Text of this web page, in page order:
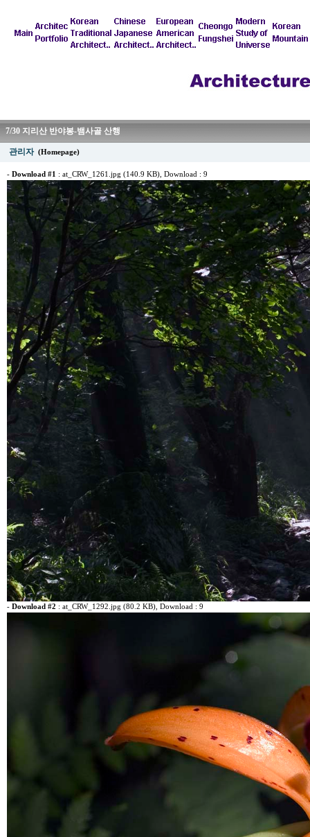
7/30 지리산 반야봉-뱀사골 산행
관리자 (Homepage)
- Download #1 : at_CRW_1261.jpg (140.9 KB) , Download : 9
- Download #2 : at_CRW_1292.jpg (80.2 KB) , Download : 9